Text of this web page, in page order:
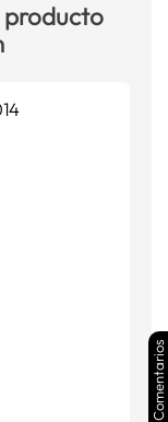
producto
Comentarios